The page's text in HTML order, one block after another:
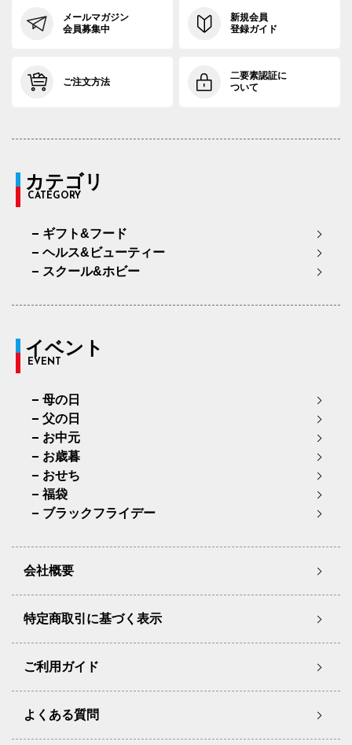
メールマガジン
会員募集中
新規会員
登録ガイド
ご注文方法
二要素認証に
ついて
カテゴリ
CATEGORY
ギフト&フード
ヘルス&ビューティー
スクール&ホビー
イベント
EVENT
母の日
父の日
お中元
お歳暮
おせち
福袋
ブラックフライデー
会社概要
特定商取引に基づく表示
ご利用ガイド
よくある質問